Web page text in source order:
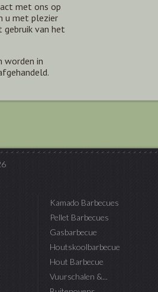
met ons op
u met plezier
gebruik van het
worden in
Kamado Barbecues
Pellet Barbecues
Gasbarbecue
Houtskoolbarbecue
Hout Barbecue
Vuurschalen &...